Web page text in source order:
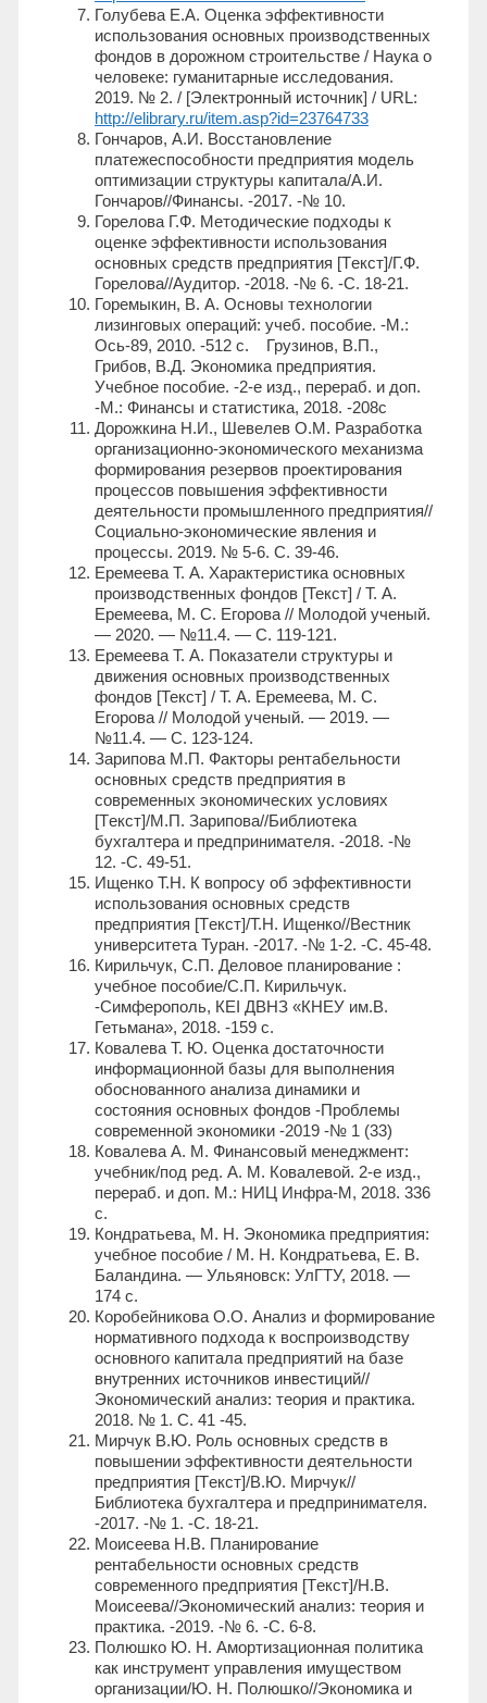
Голубева Е.А. Оценка эффективности
использования основных производственных
фондов в дорожном строительстве / Наука о
человеке: гуманитарные исследования.
2019. № 2. / [Электронный источник] / URL:
http://elibrary.ru/item.asp?id=23764733
Гончаров, А.И. Восстановление
платежеспособности предприятия модель
оптимизации структуры капитала/А.И.
Гончаров//Финансы. -2017. -№ 10.
Горелова Г.Ф. Методические подходы к
оценке эффективности использования
основных средств предприятия [Tекст]/Г.Ф.
Горелова//Аудитор. -2018. -№ 6. -С. 18-21.
Горемыкин, В. А. Основы технологии
лизинговых операций: учеб. пособие. -М.:
Ось-89, 2010. -512 с. Грузинов, В.П.,
Грибов, В.Д. Экономика предприятия.
Учебное пособие. -2-е изд., перераб. и доп.
-М.: Финансы и статистика, 2018. -208с
Дорожкина Н.И., Шевелев О.М. Разработка
организационно-экономического механизма
формирования резервов проектирования
процессов повышения эффективности
деятельности промышленного предприятия//
Социально-экономические явления и
процессы. 2019. № 5-6. С. 39-46.
Еремеева Т. А. Характеристика основных
производственных фондов [Текст] / Т. А.
Еремеева, М. С. Егорова // Молодой ученый.
— 2020. — №11.4. — С. 119-121.
Еремеева Т. А. Показатели структуры и
движения основных производственных
фондов [Текст] / Т. А. Еремеева, М. С.
Егорова // Молодой ученый. — 2019. —
№11.4. — С. 123-124.
Зарипова М.П. Факторы рентабельности
основных средств предприятия в
современных экономических условиях
[Tекст]/М.П. Зарипова//Библиотека
бухгалтера и предпринимателя. -2018. -№
12. -С. 49-51.
Ищенко Т.Н. К вопросу об эффективности
использования основных средств
предприятия [Tекст]/Т.Н. Ищенко//Вестник
университета Туран. -2017. -№ 1-2. -С. 45-48.
Кирильчук, С.П. Деловое планирование :
учебное пособие/С.П. Кирильчук.
-Симферополь, КЕI ДВНЗ «КНЕУ им.В.
Гетьмана», 2018. -159 с.
Ковалева Т. Ю. Оценка достаточности
информационной базы для выполнения
обоснованного анализа динамики и
состояния основных фондов -Проблемы
современной экономики -2019 -№ 1 (33)
Ковалева А. М. Финансовый менеджмент:
учебник/под ред. А. М. Ковалевой. 2-e изд.,
перераб. и доп. М.: НИЦ Инфра-М, 2018. 336
с.
Кондратьева, М. Н. Экономика предприятия:
учебное пособие / М. Н. Кондратьева, Е. В.
Баландина. — Ульяновск: УлГТУ, 2018. —
174 с.
Коробейникова О.О. Анализ и формирование
нормативного подхода к воспроизводству
основного капитала предприятий на базе
внутренних источников инвестиций//
Экономический анализ: теория и практика.
2018. № 1. С. 41 -45.
Мирчук В.Ю. Роль основных средств в
повышении эффективности деятельности
предприятия [Tекст]/В.Ю. Мирчук//
Библиотека бухгалтера и предпринимателя.
-2017. -№ 1. -С. 18-21.
Моисеева Н.В. Планирование
рентабельности основных средств
современного предприятия [Tекст]/Н.В.
Моисеева//Экономический анализ: теория и
практика. -2019. -№ 6. -С. 6-8.
Полюшко Ю. Н. Амортизационная политика
как инструмент управления имуществом
организации/Ю. Н. Полюшко//Экономика и